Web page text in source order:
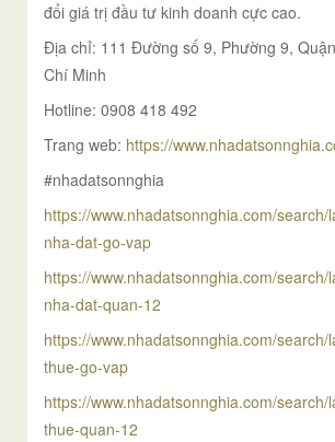
đổi giá trị đầu tư kinh doanh cực cao.
Địa chỉ: 111 Đường số 9, Phường 9,
Chí Minh
Hotline: 0908 418 492
Trang web: https://
#nhadatsonnghia
https://www.nhadatsonnghia.com/search/
nha-dat-go-vap
https://www.nhadatsonnghia.com/search/
nha-dat-quan-12
https://www.nhadatsonnghia.com/search/
thue-go-vap
https://www.nhadatsonnghia.com/search/
thue-quan-12